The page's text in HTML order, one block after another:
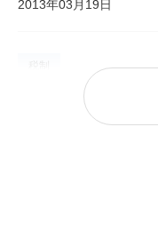
2013年03月19日
平成25年度税制改正